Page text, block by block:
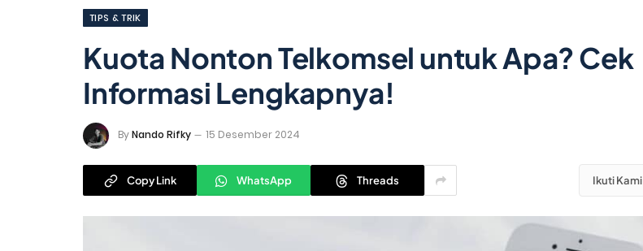
TIPS & TRIK
Kuota Nonton Telkomsel untuk Apa? Cek
Informasi Lengkapnya!
ByNando Rifky 15 Desember 2024
Copy Link WhatsApp Threads Ikuti Kami